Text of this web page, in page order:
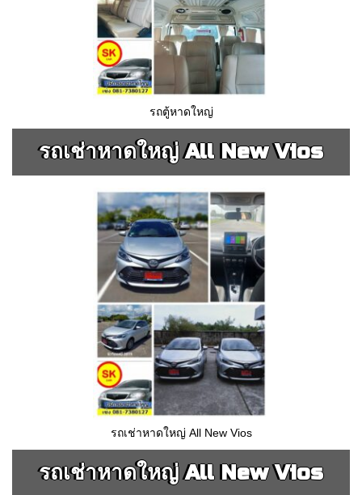
รถตู้หาดใหญ่
รถเช่าหาดใหญ่ All New Vios
รถเช่าหาดใหญ่ All New Vios
รถเช่าหาดใหญ่ All New Vios